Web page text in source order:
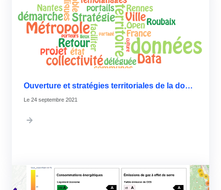
Ouverture et stratégies territoriales de la donnée : Retour sur le séminaire
24 septembre 2021